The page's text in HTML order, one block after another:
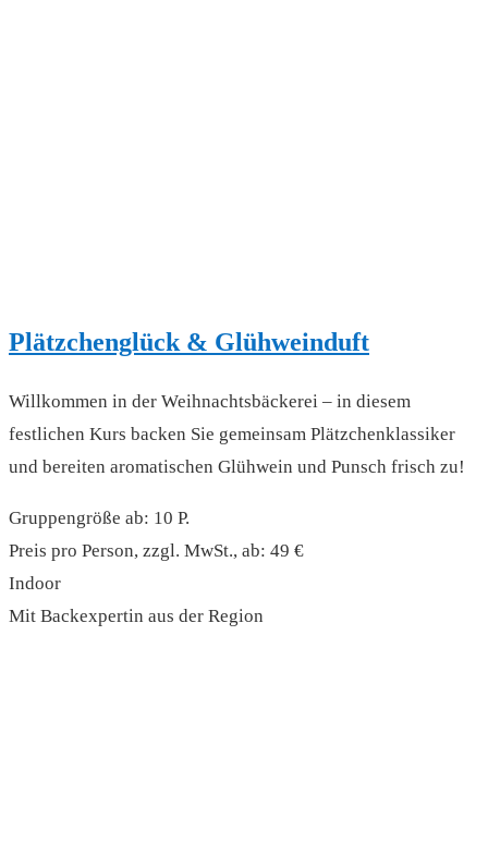
Plätzchenglück & Glühweinduft
Willkommen in der Weihnachtsbäckerei – in diesem
festlichen Kurs backen Sie gemeinsam Plätzchenklassiker
und bereiten aromatischen Glühwein und Punsch frisch zu!
Gruppengröße ab: 10 P.
Preis pro Person, zzgl. MwSt., ab: 49 €
Indoor
Mit Backexpertin aus der Region